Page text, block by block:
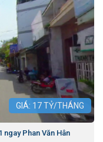
GIÁ: 17TỶ/THÁNG
ngay Phan Văn Hân